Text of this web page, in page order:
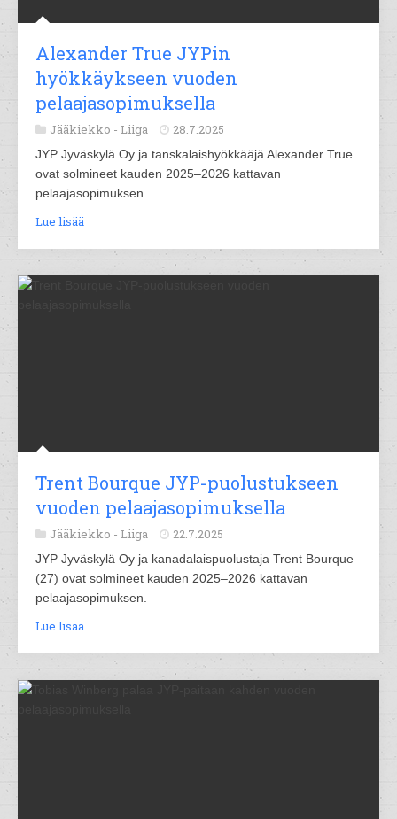
Alexander True JYPin
hyökkäykseen vuoden
pelaajasopimuksella
Jääkiekko - Liiga 28.7.2025
JYP Jyväskylä Oy ja tanskalaishyökkääjä Alexander True
ovat solmineet kauden 2025–2026 kattavan
pelaajasopimuksen.
Lue lisää
Trent Bourque JYP-puolustukseen
vuoden pelaajasopimuksella
Jääkiekko - Liiga 22.7.2025
JYP Jyväskylä Oy ja kanadalaispuolustaja Trent Bourque
(27) ovat solmineet kauden 2025–2026 kattavan
pelaajasopimuksen.
Lue lisää